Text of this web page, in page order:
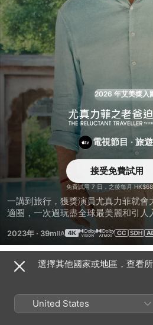
2026 年艾美獎入
尤
真
力
菲
之
老
爸
電視節目 · 旅遊
免費試用 7 日，之後每月
接受免費試用
一講到旅行，獲獎演員尤真力菲就會
適圈，一次過玩盡全球最美麗和引人
2023年 · 39m
第 3 季
選擇其他國家或地區，查看
United States